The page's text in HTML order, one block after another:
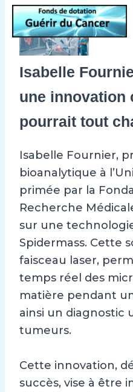
Aller
contenu
Isabelle
une innovation
pourrait tout
Isabelle Fournier,
bioanalytique à
primée par la
Recherche
sur une
Spidermass. Cette
faisceau laser,
temps réel des
matière pendant
ainsi un diagnostic
tumeurs.
Cette innovation,
succès, vise à être